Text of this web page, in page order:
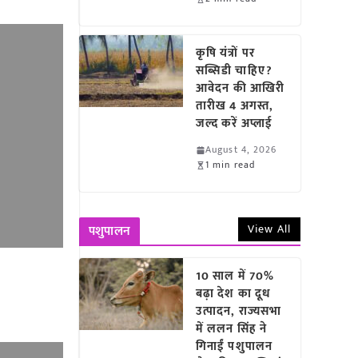
कृषि यंत्रों पर
सब्सिडी चाहिए?
आवेदन की आखिरी
तारीख 4 अगस्त,
जल्द करें अप्लाई
August 4, 2026
1 min read
पशुपालन View All
10 साल में 70%
बढ़ा देश का दूध
उत्पादन, राज्यसभा
में ललन सिंह ने
गिनाईं पशुपालन